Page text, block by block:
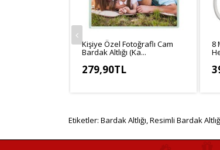
Kişiye Özel Fotoğraflı Cam
Bardak Altlığı (Ka...
279,90TL
8
Etiketler: Bardak Altlığı,Resimli Bardak